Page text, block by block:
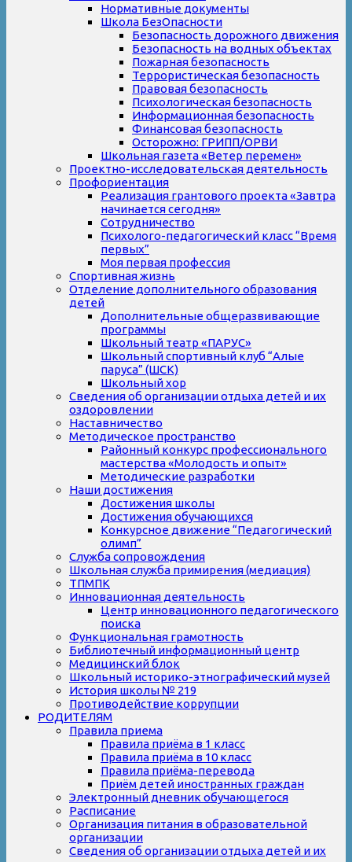
Нормативные документы
Школа БезОпасности
Безопасность дорожного движения
Безопасность на водных объектах
Пожарная безопасность
Террористическая безопасность
Правовая безопасность
Психологическая безопасность
Информационная безопасность
Финансовая безопасность
Осторожно: ГРИПП/ОРВИ
Школьная газета «Ветер перемен»
Проектно-исследовательская деятельность
Профориентация
Реализация грантового проекта «Завтра
начинается сегодня»
Сотрудничество
Психолого-педагогический класс “Время
первых”
Моя первая профессия
Спортивная жизнь
Отделение дополнительного образования
детей
Дополнительные общеразвивающие
программы
Школьный театр «ПАРУС»
Школьный спортивный клуб “Алые
паруса” (ШСК)
Школьный хор
Сведения об организации отдыха детей и их
оздоровлении
Наставничество
Методическое пространство
Районный конкурс профессионального
мастерства «Молодость и опыт»
Методические разработки
Наши достижения
Достижения школы
Достижения обучающихся
Конкурсное движение “Педагогический
олимп”
Служба сопровождения
Школьная служба примирения (медиация)
ТПМПК
Инновационная деятельность
Центр инновационного педагогического
поиска
Функциональная грамотность
Библиотечный информационный центр
Медицинский блок
Школьный историко-этнографический музей
История школы № 219
Противодействие коррупции
РОДИТЕЛЯМ
Правила приема
Правила приёма в 1 класс
Правила приёма в 10 класс
Правила приёма-перевода
Приём детей иностранных граждан
Электронный дневник обучающегося
Расписание
Организация питания в образовательной
организации
Сведения об организации отдыха детей и их